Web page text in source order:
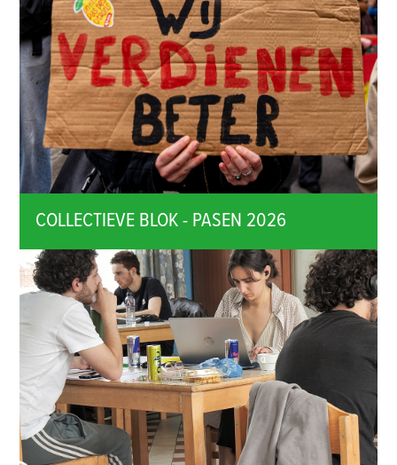
COLLECTIEVE BLOK - PASEN 2026